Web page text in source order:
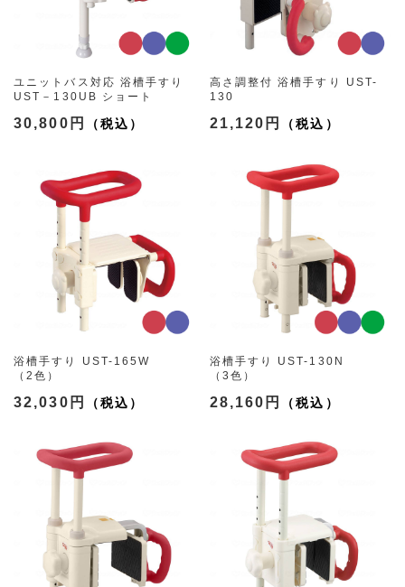
ユニットバス対応 浴槽手すり
UST－130UB ショート
30,800円
高さ調整付 浴槽手すり UST-
130
21,120円
浴槽手すり UST-165W
（2色）
32,030円
浴槽手すり UST-130N
（3色）
28,160円